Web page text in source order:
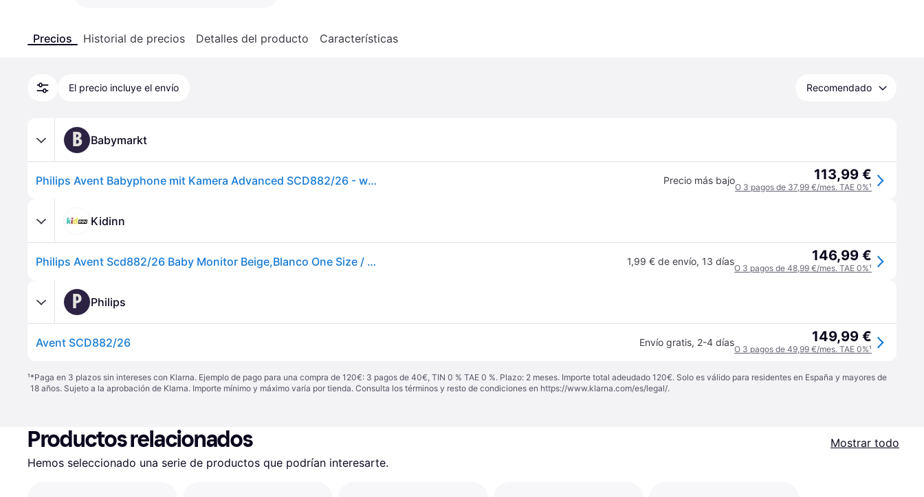
Precios Historial de precios Detalles del producto Características
El precio incluye el envío Recomendado
B Babymarkt
Philips Avent Babyphone mit Kamera Advanced SCD882/26 - weiss Precio más bajo 113,99 €
O 3 pagos de 37,99 €/mes. TAE 0%¹
Kidinn
Philips Avent Scd882/26 Baby Monitor Beige,Blanco One Size / EU Plug 220V Niños 1,99 € de envío, 13 días 146,99 €
O 3 pagos de 48,99 €/mes. TAE 0%¹
P Philips
Avent SCD882/26 Envío gratis, 2-4 días 149,99 €
O 3 pagos de 49,99 €/mes. TAE 0%¹
¹*Paga en 3 plazos sin intereses con Klarna. Ejemplo de pago para una compra de 120€: 3 pagos de 40€, TIN 0 % TAE 0 %. Plazo: 2 meses. Importe total adeudado 120€. Solo es válido para residentes en España y mayores de
18 años. Sujeto a la aprobación de Klarna. Importe mínimo y máximo varía por tienda. Consulta los términos y resto de condiciones en https://www.klarna.com/es/legal/.
Productos relacionados
Mostrar todo
Hemos seleccionado una serie de productos que podrían interesarte.